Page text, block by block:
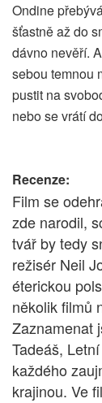
Ondine
šťastně až do
dávno nevěří.
sebou temnou
pustit na
nebo se vrátí
Recenze:
Film se
zde narodil,
tvář by tedy
režisér Neil
éterickou
několik filmů
Zaznamenat
Tadeáš,
každého
krajinou. Ve